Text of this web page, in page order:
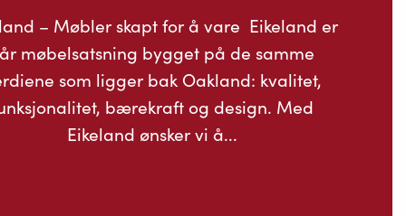
– Møbler skapt for å vare Eikeland er
møbelsatsning bygget på de samme
som ligger bak Oakland: kvalitet,
bærekraft og design. Med
Eikeland ønsker vi å...